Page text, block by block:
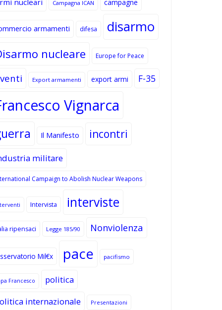
Campagna ICAN campagne
armamenti difesa disarmo
nucleare Europe for Peace
Export armamenti export armi F-35
Vignarca
Il Manifesto incontri
militare
Campaign to Abolish Nuclear Weapons
Intervista interviste
ripensaci Legge 185/90 Nonviolenza
Mil€x pace pacifismo
Francesco
politica
internazionale
Presentazioni